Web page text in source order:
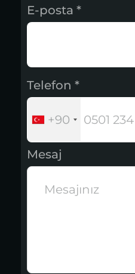
E-posta *
Telefon *
+90
Mesaj